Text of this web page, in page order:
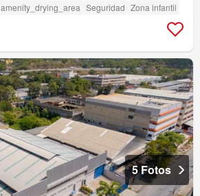
amenity_drying_area Seguridad Zona infantil
5 Fotos